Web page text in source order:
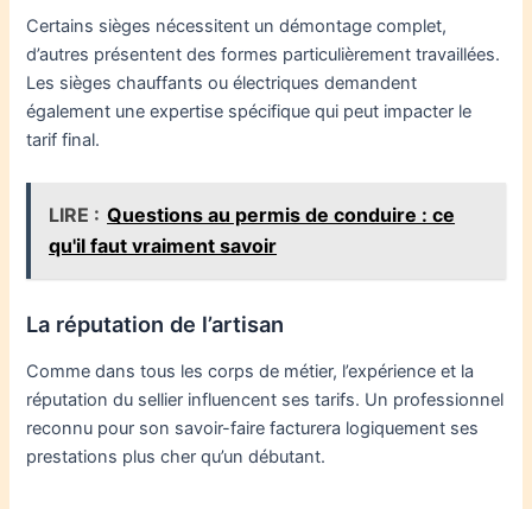
Certains sièges nécessitent un démontage complet,
d’autres présentent des formes particulièrement travaillées.
Les sièges chauffants ou électriques demandent
également une expertise spécifique qui peut impacter le
tarif final.
LIRE : Questions au permis de conduire : ce
qu'il faut vraiment savoir
La réputation de l’artisan
Comme dans tous les corps de métier, l’expérience et la
réputation du sellier influencent ses tarifs. Un professionnel
reconnu pour son savoir-faire facturera logiquement ses
prestations plus cher qu’un débutant.